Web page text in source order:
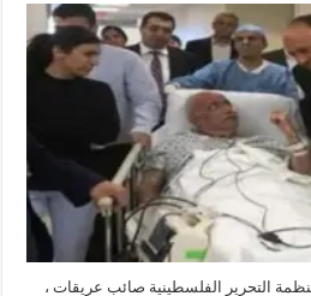
التحرير الفلسطينية صائب عريقات ،